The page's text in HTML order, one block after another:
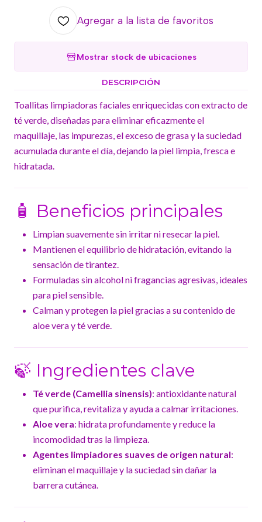
Agregar a la lista de favoritos
Mostrar stock de ubicaciones
DESCRIPCIÓN
Toallitas limpiadoras faciales enriquecidas con extracto de
té verde, diseñadas para eliminar eficazmente el
maquillaje, las impurezas, el exceso de grasa y la suciedad
acumulada durante el día, dejando la piel limpia, fresca e
hidratada.
🧴 Beneficios principales
Limpian suavemente sin irritar ni resecar la piel.
Mantienen el equilibrio de hidratación, evitando la
sensación de tirantez.
Formuladas sin alcohol ni fragancias agresivas, ideales
para piel sensible.
Calman y protegen la piel gracias a su contenido de
aloe vera y té verde.
🍃 Ingredientes clave
Té verde (Camellia sinensis): antioxidante natural
que purifica, revitaliza y ayuda a calmar irritaciones.
Aloe vera: hidrata profundamente y reduce la
incomodidad tras la limpieza.
Agentes limpiadores suaves de origen natural:
eliminan el maquillaje y la suciedad sin dañar la
barrera cutánea.